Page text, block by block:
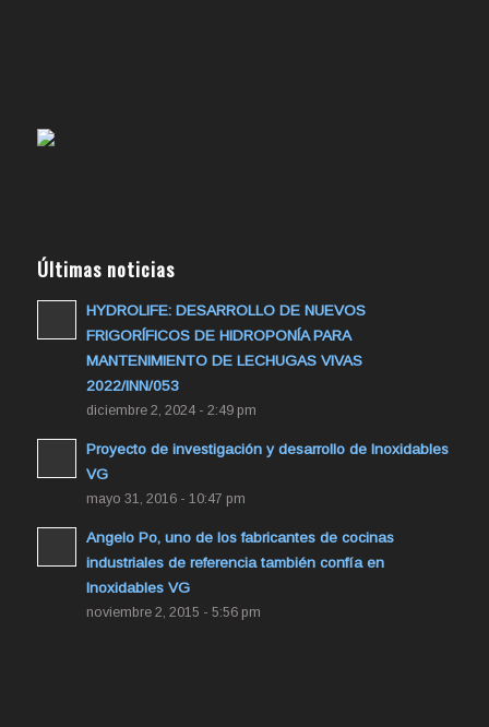
Últimas noticias
HYDROLIFE: DESARROLLO DE NUEVOS
FRIGORÍFICOS DE HIDROPONÍA PARA
MANTENIMIENTO DE LECHUGAS VIVAS
2022/INN/053
diciembre 2, 2024 - 2:49 pm
Proyecto de investigación y desarrollo de Inoxidables
VG
mayo 31, 2016 - 10:47 pm
Angelo Po, uno de los fabricantes de cocinas
industriales de referencia también confía en
Inoxidables VG
noviembre 2, 2015 - 5:56 pm